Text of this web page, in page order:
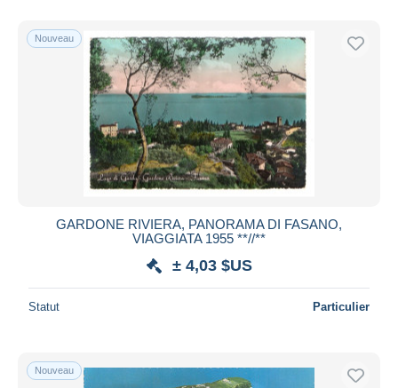
Nouveau
GARDONE RIVIERA, PANORAMA DI FASANO,
VIAGGIATA 1955 **//**
± 4,03 $US
Statut Particulier
Nouveau